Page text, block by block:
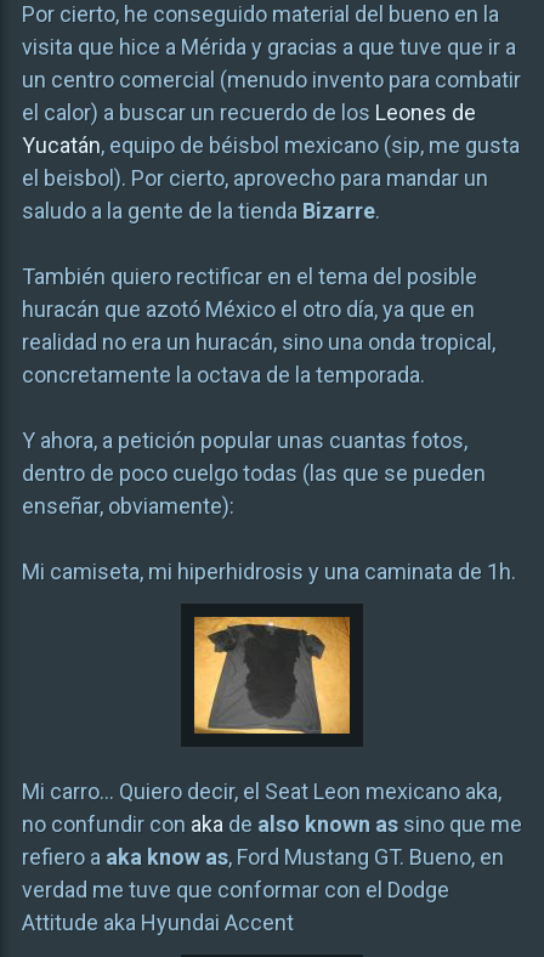
Por cierto, he conseguido material del bueno en la
visita que hice a Mérida y gracias a que tuve que ir a
un centro comercial (menudo invento para combatir
el calor) a buscar un recuerdo de los Leones de
Yucatán, equipo de béisbol mexicano (sip, me gusta
el beisbol). Por cierto, aprovecho para mandar un
saludo a la gente de la tienda Bizarre.
También quiero rectificar en el tema del posible
huracán que azotó México el otro día, ya que en
realidad no era un huracán, sino una onda tropical,
concretamente la octava de la temporada.
Y ahora, a petición popular unas cuantas fotos,
dentro de poco cuelgo todas (las que se pueden
enseñar, obviamente):
Mi camiseta, mi hiperhidrosis y una caminata de 1h.
Mi carro… Quiero decir, el Seat Leon mexicano aka,
no confundir con aka de also known assino que me
refiero a aka know as, Ford Mustang GT. Bueno, en
verdad me tuve que conformar con el Dodge
Attitude aka Hyundai Accent